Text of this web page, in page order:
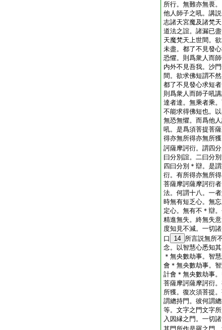
所行。無難亦無畏
他人師子之吼。講
志諸天宮魔及諸梵
道法之誼。諸漏已
天魔梵天上世間。
未盡。都了不見發
恐懼。則爲衆人而
内外不見吾我。沙
間。欲求佛短謂不
都了不見發心求短
則爲衆人而師子吼
達者達。無乘者乘
不能求得佛短也。
無恐無懼。而爲他
吼。是爲須菩提菩
得亦無所得亦無所
訶薩摩訶衍。謂四
曰分別誼。二曰分
四曰分別＊辯。是
衍。有所得亦無所
菩薩摩訶薩摩訶衍
法。何謂十八。一
時無有短乏心。無
定心。無有不＊辯
精進無失。終無失
度知見不減。一切
口
14 所言説無所
念。以智慧心悉知
＊無央數劫事。智
會＊無央數劫事。
計會＊無央數劫事
菩薩摩訶薩摩訶衍
所獲。復次須菩提
謂總持門。彼何謂
等。文字之門文字
入因縁之門。一切